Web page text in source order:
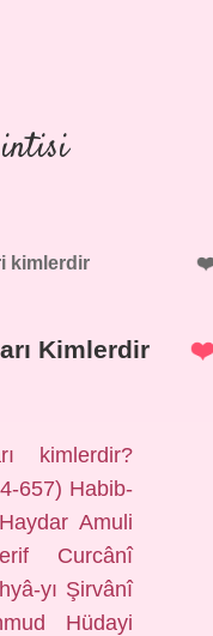
kimlerdir
Kimlerdir
kimlerdir?
657) Habib-
Amuli
Curcânî
yı Şirvânî
Hüdayi